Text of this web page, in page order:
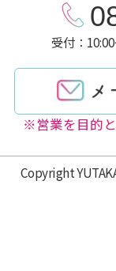
受付：
※営業を目的
Copyright